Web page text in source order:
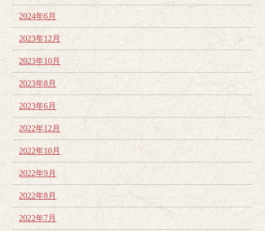
2024年6月
2023年12月
2023年10月
2023年8月
2023年6月
2022年12月
2022年10月
2022年9月
2022年8月
2022年7月